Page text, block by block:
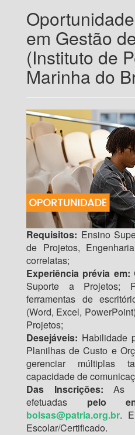
em Gestão
(Instituto de
Marinha do
Requisitos: Ensino
de Projetos,
correlatas;
Experiência prévia em:
Suporte a Projetos;
ferramentas de
(Word, Excel,
Projetos;
Desejáveis: Habilidade
Planilhas de Custo e
gerenciar múltiplas
capacidade de
Das Inscrições: As
efetuadas pelo
bolsas@patria.org.br.
Escolar/Certificado.